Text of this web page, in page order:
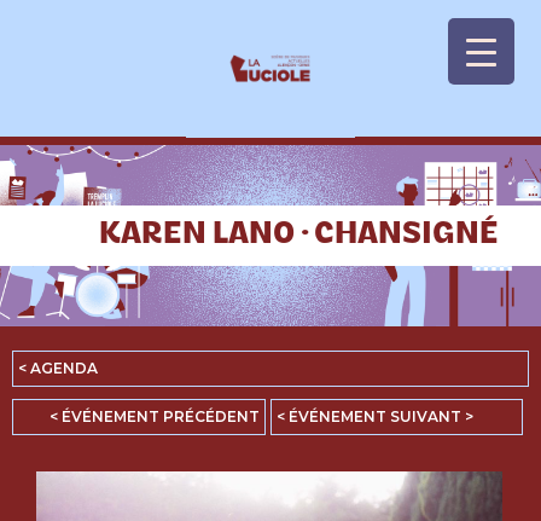
KAREN LANO · CHANSIGNÉ
< AGENDA
< ÉVÉNEMENT PRÉCÉDENT < ÉVÉNEMENT SUIVANT >